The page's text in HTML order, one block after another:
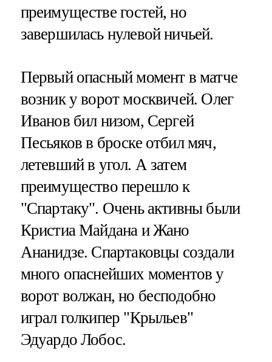
преимуществе гостей, но
завершилась нулевой ничьей.
Первый опасный момент в матче
возник у ворот москвичей. Олег
Иванов бил низом, Сергей
Песьяков в броске отбил мяч,
летевший в угол. А затем
преимущество перешло к
"Спартаку". Очень активны были
Кристиа Майдана и Жано
Ананидзе. Спартаковцы создали
много опаснейших моментов у
ворот волжан, но бесподобно
играл голкипер "Крыльев"
Эдуардо Лобос.